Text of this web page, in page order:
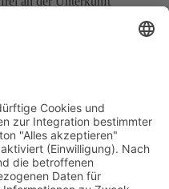
Germete | Telefon